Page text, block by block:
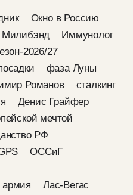
Окно в Россию
Иммунолог
2026/27
фаза Луны
Романов
сталкинг
Денис Грайфер
мечтой
РФ
ОССиГ
армия
Лас-Вегас